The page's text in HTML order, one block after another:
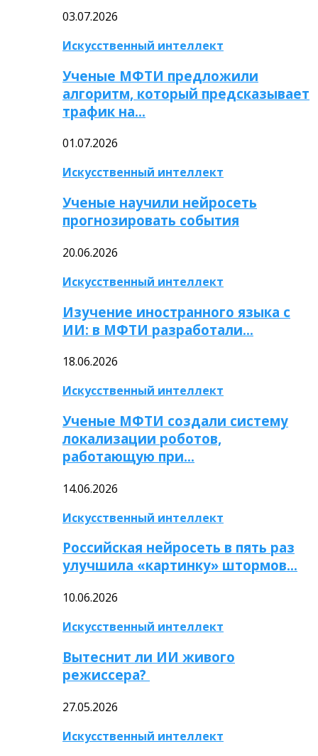
03.07.2026
Искусственный интеллект
Ученые МФТИ предложили
алгоритм, который предсказывает
трафик на…
01.07.2026
Искусственный интеллект
Ученые научили нейросеть
прогнозировать события
20.06.2026
Искусственный интеллект
Изучение иностранного языка с
ИИ: в МФТИ разработали…
18.06.2026
Искусственный интеллект
Ученые МФТИ создали систему
локализации роботов,
работающую при…
14.06.2026
Искусственный интеллект
Российская нейросеть в пять раз
улучшила «картинку» штормов…
10.06.2026
Искусственный интеллект
Вытеснит ли ИИ живого
режиссера?
27.05.2026
Искусственный интеллект